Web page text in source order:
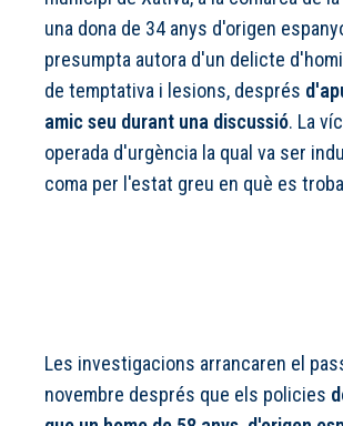
una dona de 34 anys d'origen
presumpta autora d'un delicte
de temptativa i lesions, després
amic seu durant una discussió. La
operada d'urgència la qual va ser
coma per l'estat greu en què es
Les investigacions arrancaren el
novembre després que els policies